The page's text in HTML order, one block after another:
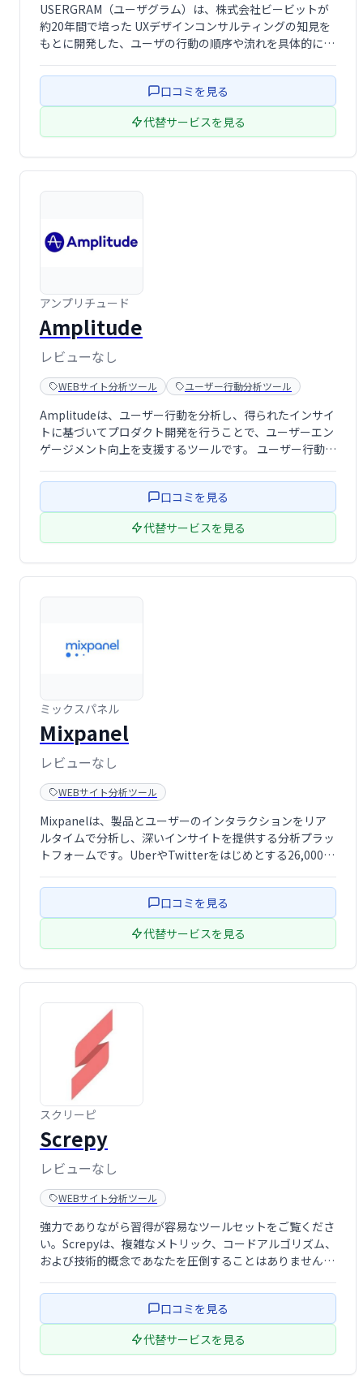
USERGRAM（ユーザグラム）は、株式会社ビービットが
約20年間で培った UXデザインコンサルティングの知見を
もとに開発した、ユーザの行動の順序や流れを具体的に見
口コミを見る
代替サービスを見る
アンプリチュード
Amplitude
レビューなし
WEBサイト分析ツール ユーザー行動分析ツール
Amplitudeは、ユーザー行動を分析し、得られたインサイ
トに基づいてプロダクト開発を行うことで、ユーザーエン
ゲージメント向上を支援するツールです。 ユーザー行動を
実現します。
口コミを見る
代替サービスを見る
ミックスパネル
Mixpanel
レビューなし
WEBサイト分析ツール
Mixpanelは、製品とユーザーのインタラクションをリア
ルタイムで分析し、深いインサイトを提供する分析プラッ
トフォームです。UberやTwitterをはじめとする26,000社
るため、初めての方でも気軽に利用を開始できます。
口コミを見る
代替サービスを見る
スクリーピ
Screpy
レビューなし
WEBサイト分析ツール
強力でありながら習得が容易なツールセットをご覧くださ
い。Screpyは、複雑なメトリック、コードアルゴリズム、
および技術的概念であなたを圧倒することはありません！
り、より多くのユーザーにリーチできます。
口コミを見る
代替サービスを見る